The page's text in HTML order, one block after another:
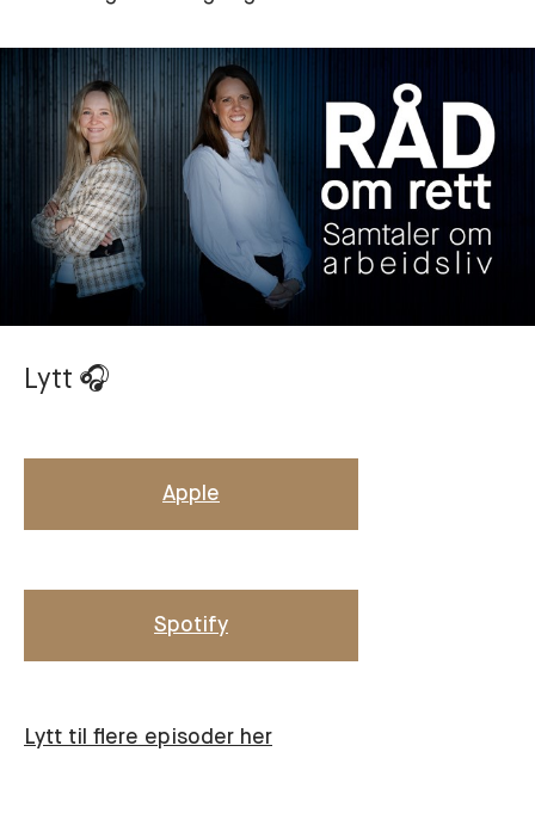
Lytt 🎧
Apple
Spotify
Lytt til flere episoder her